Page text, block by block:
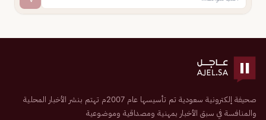
صحيفة إلكترونية سعودية تم تأسيسها عام 2007م تهتم بنشر الأخبار المحلية
والمنافسة في سبق الأخبار بمهنية ومصداقية وموضوعية